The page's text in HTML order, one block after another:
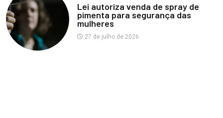
Lei autoriza venda de spray de
pimenta para segurança das
mulheres
27 de julho de 2026